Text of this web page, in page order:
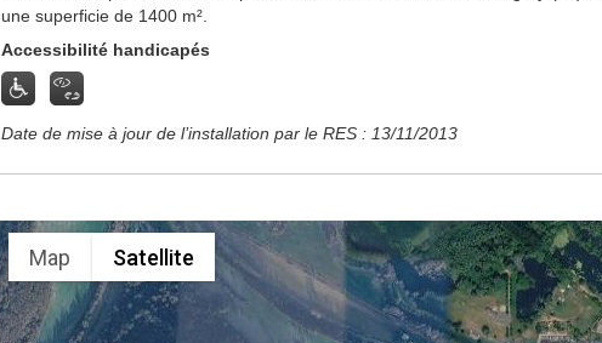
une superficie de 1400 m².
Accessibilité handicapés
Date de mise à jour de l’installation par le RES : 13/11/2013
Map Satellite